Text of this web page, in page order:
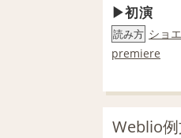
初演
読み方 ショ
premiere
Weblio